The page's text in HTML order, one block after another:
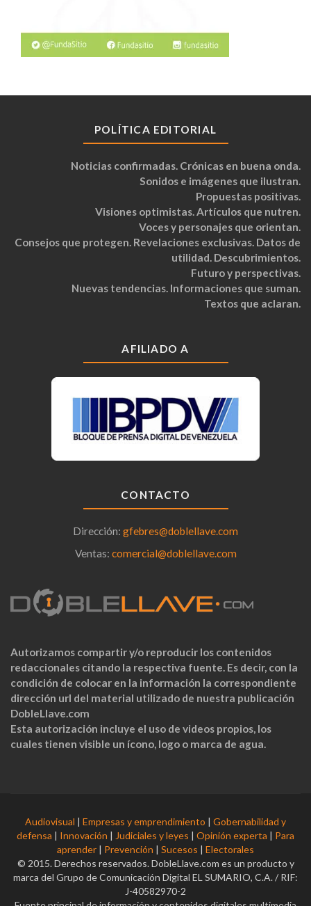
POLÍTICA EDITORIAL
Noticias confirmadas. Crónicas en buena onda.
Sonidos e imágenes que ilustran.
Propuestas positivas.
Visiones optimistas. Artículos que nutren.
Voces y personajes que orientan.
Consejos que protegen. Revelaciones exclusivas. Datos de
utilidad. Descubrimientos.
Futuro y perspectivas.
Nuevas tendencias. Informaciones que suman.
Textos que aclaran.
AFILIADO A
CONTACTO
Dirección: gfebres@doblellave.com
Ventas: comercial@doblellave.com
Autorizamos compartir y/o reproducir los contenidos
redaccionales citando la respectiva fuente. Es decir, con la
condición de colocar en la información la correspondiente
dirección url del material utilizado de nuestra publicación
DobleLlave.com
Esta autorización incluye el uso de videos propios, los
cuales tienen visible un ícono, logo o marca de agua.
Audiovisual | Empresas y emprendimiento | Gobernabilidad y
defensa | Innovación | Judiciales y leyes | Opinión experta | Para
aprender | Prevención | Sucesos | Electorales
© 2015. Derechos reservados. DobleLlave.com es un producto y
marca del Grupo de Comunicación Digital EL SUMARIO, C.A. / RIF:
J-40582970-2